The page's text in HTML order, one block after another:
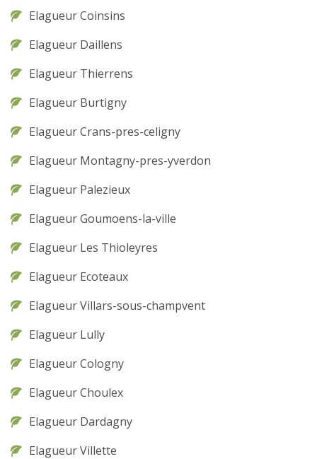
Elagueur Coinsins
Elagueur Daillens
Elagueur Thierrens
Elagueur Burtigny
Elagueur Crans-pres-celigny
Elagueur Montagny-pres-yverdon
Elagueur Palezieux
Elagueur Goumoens-la-ville
Elagueur Les Thioleyres
Elagueur Ecoteaux
Elagueur Villars-sous-champvent
Elagueur Lully
Elagueur Cologny
Elagueur Choulex
Elagueur Dardagny
Elagueur Villette